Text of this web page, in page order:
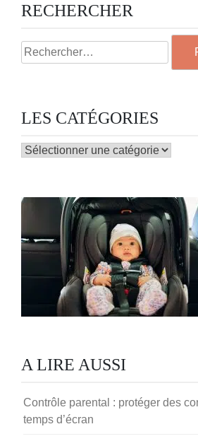
RECHERCHER
Rechercher :
LES CATÉGORIES
LES
A LIRE AUSSI
Contrôle parental : protéger des
temps d’écran